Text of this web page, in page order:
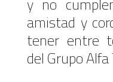
y no
amistad y
tener entre
del Grupo Alfa